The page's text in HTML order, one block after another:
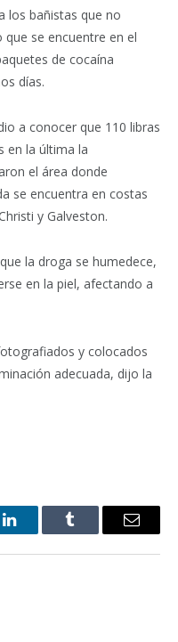
los bañistas que no
se encuentre en el
de cocaína
días.
a conocer que 110 libras
en la última la
el área donde
se encuentra en costas
y Galveston.
la droga se humedece,
en la piel, afectando a
y colocados
adecuada, dijo la
LinkedInTumblr Email